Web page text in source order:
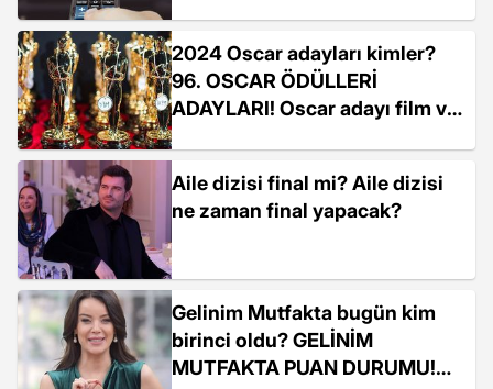
2024 Oscar adayları kimler?
96. OSCAR ÖDÜLLERİ
ADAYLARI! Oscar adayı film ve
Aile dizisi final mi? Aile dizisi
ne zaman final yapacak?
Gelinim Mutfakta bugün kim
birinci oldu? GELİNİM
MUTFAKTA PUAN DURUMU!